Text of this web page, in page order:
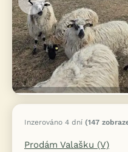
Inzerováno 4 dní (147
Prodám Valašku (V)